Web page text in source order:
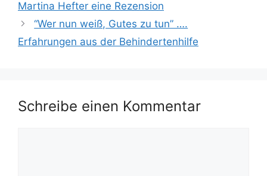
Martina Hefter eine Rezension
“Wer nun weiß, Gutes zu tun” ….
Erfahrungen aus der Behindertenhilfe
Schreibe einen Kommentar